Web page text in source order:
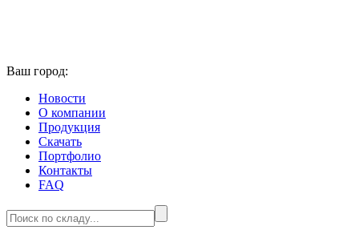
Ваш город:
Новости
О компании
Продукция
Скачать
Портфолио
Контакты
FAQ